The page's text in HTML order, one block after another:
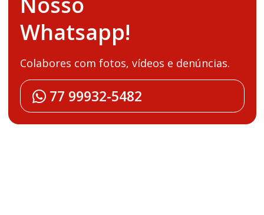
Whatsapp!
Colabores com fotos, vídeos e denúncias.
77 99932-5482